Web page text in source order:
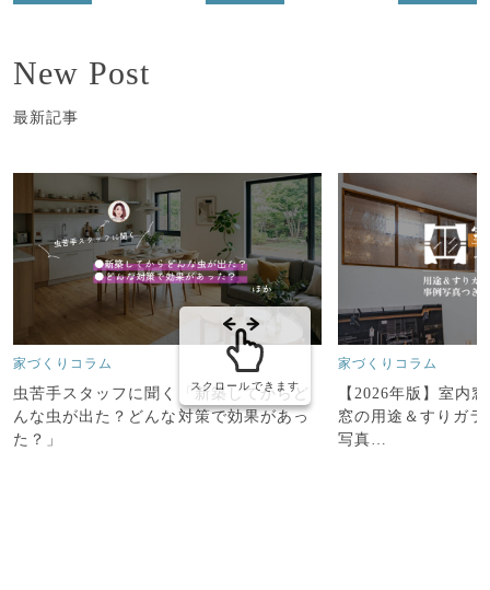
New Post
最新記事
家づくりコラム
虫苦手スタッフに聞く「新築してからど
んな虫が出た？どんな対策で効果があっ
た？」
家づくりコラム
【2026年版】室内
窓の用途＆すりガ
写真…
スクロールできます